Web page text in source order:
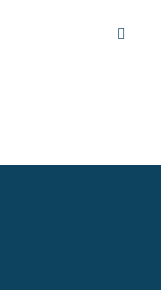
Nákupní